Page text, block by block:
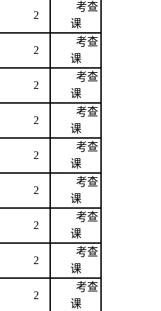
2
考查
课
2
考查
课
2
考查
课
2
考查
课
2
考查
课
2
考查
课
2
考查
课
2
考查
课
2
考查
课